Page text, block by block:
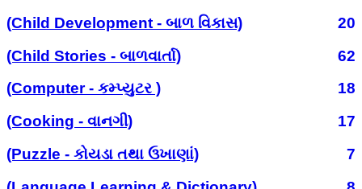
(Child Development - બાળ વિકાસ)
20
(Child Stories - બાળવાર્તા)
62
(Computer - કમ્પ્યુટર )
18
(Cooking - વાનગી)
17
(Puzzle - કોયડા તથા ઉખાણાં)
7